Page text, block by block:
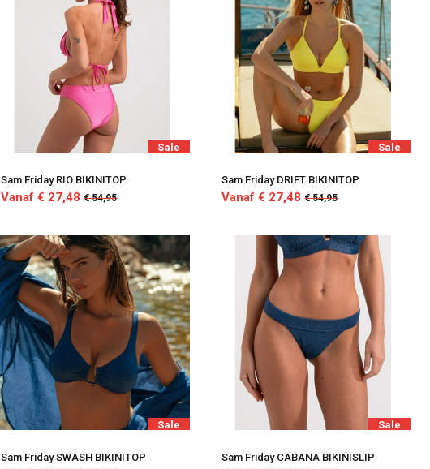
Sale
Sam Friday RIO BIKINITOP
Vanaf € 27,48 € 54,95
Sale
Sam Friday DRIFT BIKINITOP
Vanaf € 27,48 € 54,95
Sale
Sam Friday SWASH BIKINITOP
Sale
Sam Friday CABANA BIKINISLIP